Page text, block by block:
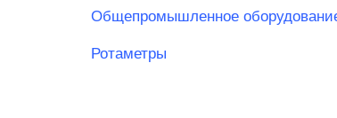
Общепромышленное
Ротаметры